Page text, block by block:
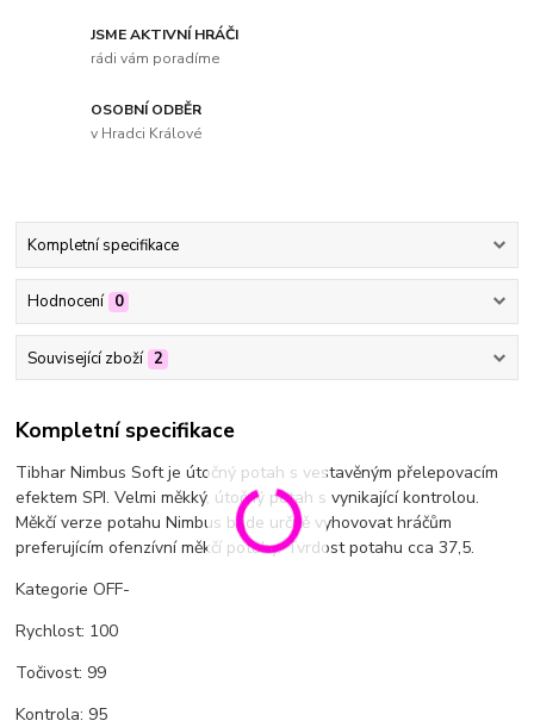
JSME AKTIVNÍ HRÁČI
rádi vám poradíme
OSOBNÍ ODBĚR
v Hradci Králové
Kompletní specifikace
Hodnocení 0
Související zboží 2
Kompletní specifikace
Tibhar Nimbus Soft je útočný potah s vestavěným přelepovacím
efektem SPI. Velmi měkký, útočný potah s vynikající kontrolou.
Měkčí verze potahu Nimbus bude určitě vyhovovat hráčům
preferujícím ofenzívní měkčí potahy. Tvrdost potahu cca 37,5.
Kategorie OFF-
Rychlost: 100
Točivost: 99
Kontrola: 95